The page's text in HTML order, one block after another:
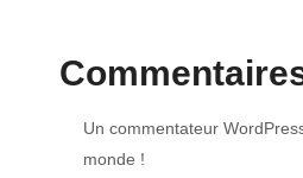
Un commentateur
monde !